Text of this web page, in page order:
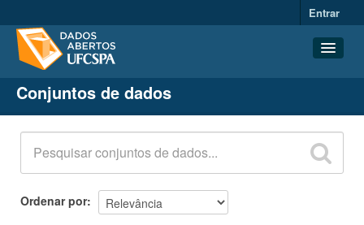
Entrar
Conjuntos de dados
Organizações
Grupos
Sobre
Conjuntos de dados
Ordenar por